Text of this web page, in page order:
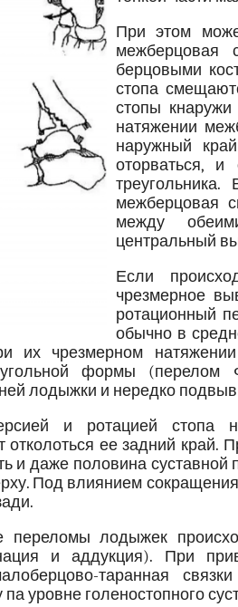
При этом
межберцовая
берцовыми
стопа
стопы
натяжении
наружный
оторваться,
межберцовая
между
центральный
Если
чрезмерное
ротационный
обычно в
их чрезмерном
формы
лодыжки и нередко
и ротацией стопа
ее задний край.
и даже половина
Под влиянием
переломы лодыжек
и аддукция). При
таранная
уровне голеностопного